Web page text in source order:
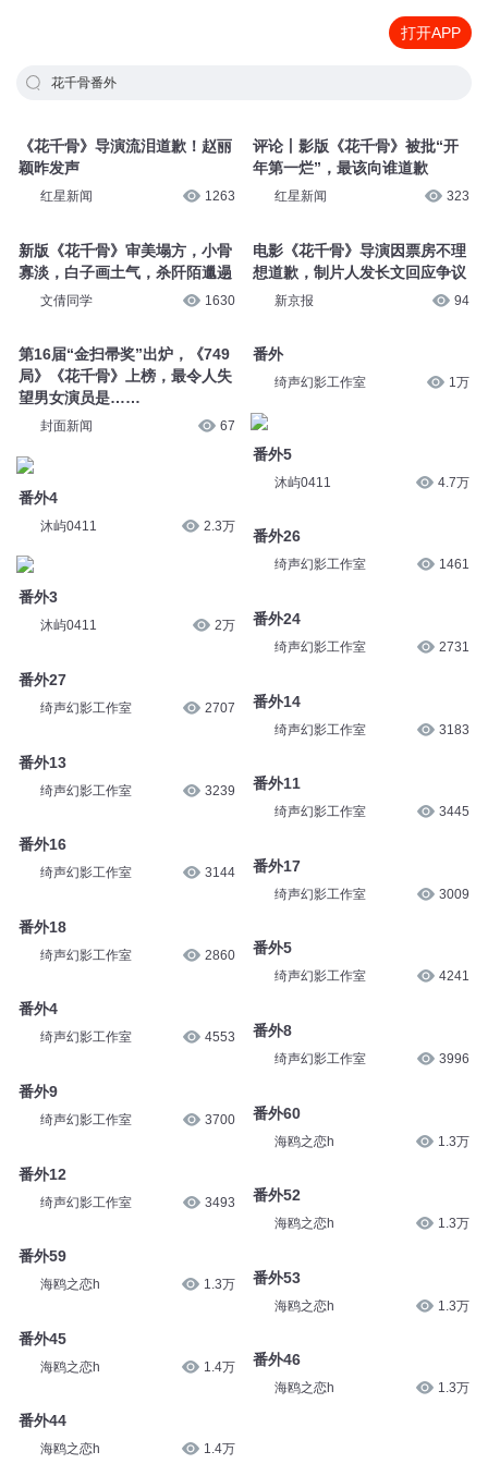
打开APP
花千骨番外
《花千骨》导演流泪道歉！赵丽
颖昨发声
红星新闻 1263
新版《花千骨》审美塌方，小骨
寡淡，白子画土气，杀阡陌邋遢
文倩同学 1630
第16届“金扫帚奖”出炉，《749
局》《花千骨》上榜，最令人失
望男女演员是……
封面新闻 67
番外4
沐屿0411 2.3万
番外3
沐屿0411 2万
番外27
绮声幻影工作室 2707
番外13
绮声幻影工作室 3239
番外16
绮声幻影工作室 3144
番外18
绮声幻影工作室 2860
番外4
绮声幻影工作室 4553
番外9
绮声幻影工作室 3700
番外12
绮声幻影工作室 3493
番外59
海鸥之恋h 1.3万
番外45
海鸥之恋h 1.4万
番外44
海鸥之恋h 1.4万
评论丨影版《花千骨》被批“开
年第一烂”，最该向谁道歉
红星新闻 323
电影《花千骨》导演因票房不理
想道歉，制片人发长文回应争议
新京报 94
番外
绮声幻影工作室 1万
番外5
沐屿0411 4.7万
番外26
绮声幻影工作室 1461
番外24
绮声幻影工作室 2731
番外14
绮声幻影工作室 3183
番外11
绮声幻影工作室 3445
番外17
绮声幻影工作室 3009
番外5
绮声幻影工作室 4241
番外8
绮声幻影工作室 3996
番外60
海鸥之恋h 1.3万
番外52
海鸥之恋h 1.3万
番外53
海鸥之恋h 1.3万
番外46
海鸥之恋h 1.3万